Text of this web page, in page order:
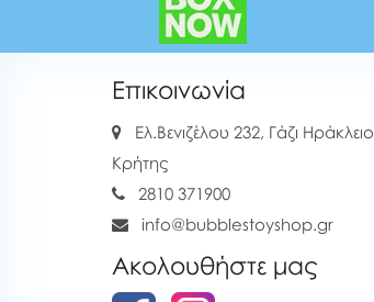
Επικοινωνία
Ελ.Βενιζέλου 232, Γάζι Ηράκλειο
Κρήτης
2810 371900
info@bubblestoyshop.gr
Ακολουθήστε μας